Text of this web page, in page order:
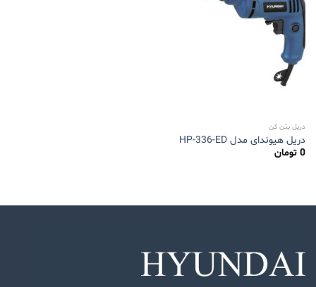
دریل بتن کن
دریل هیوندای مدل HP-336-ED
0 تومان